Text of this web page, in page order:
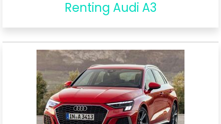
Renting Audi A3